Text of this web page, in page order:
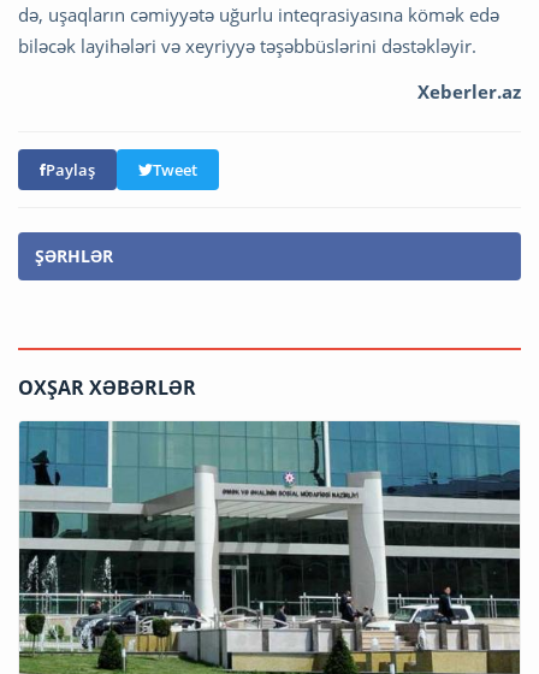
də, uşaqların cəmiyyətə uğurlu inteqrasiyasına kömək edə
biləcək layihələri və xeyriyyə təşəbbüslərini dəstəkləyir.
Xeberler.az
Paylaş Tweet
ŞƏRHLƏR
OXŞAR XƏBƏRLƏR